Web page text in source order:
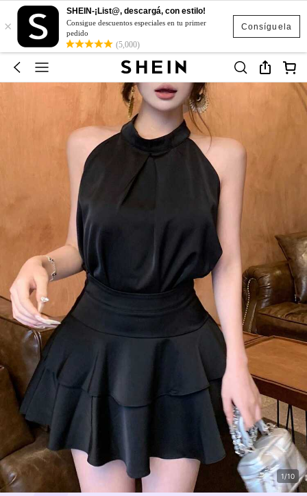
Consíguela
×
SHEIN-¡List@, descargá, con estilo!
Consigue descuentos especiales en tu primer
pedido
(5,000)
1/10